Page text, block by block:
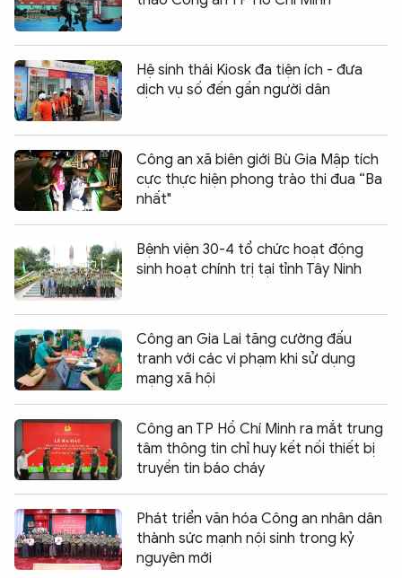
Hệ sinh thái Kiosk đa tiện ích - đưa
dịch vụ số đến gần người dân
Công an xã biên giới Bù Gia Mập tích
cực thực hiện phong trào thi đua “Ba
nhất"
Bệnh viện 30-4 tổ chức hoạt động
sinh hoạt chính trị tại tỉnh Tây Ninh
Công an Gia Lai tăng cường đấu
tranh với các vi phạm khi sử dụng
mạng xã hội
Công an TP Hồ Chí Minh ra mắt trung
tâm thông tin chỉ huy kết nối thiết bị
truyền tin báo cháy
Phát triển văn hóa Công an nhân dân
thành sức mạnh nội sinh trong kỷ
nguyên mới